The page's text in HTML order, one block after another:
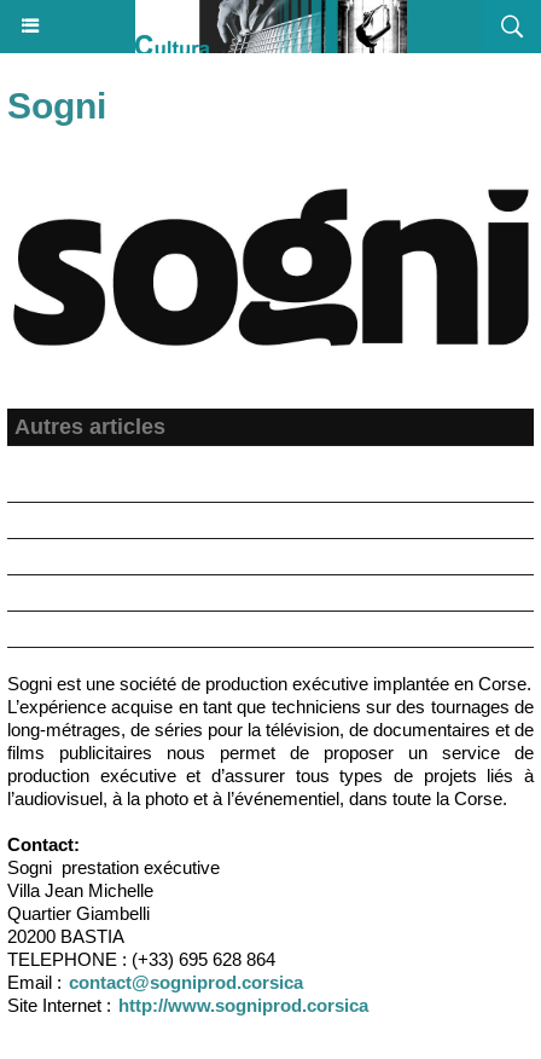
Sogni
Autres articles
Sogni est une société de production exécutive implantée en Corse.
L’expérience acquise en tant que techniciens sur des tournages de
long-métrages, de séries pour la télévision, de documentaires et de
films publicitaires nous permet de proposer un service de
production exécutive et d’assurer tous types de projets liés à
l’audiovisuel, à la photo et à l’événementiel, dans toute la Corse.
Contact:
Sogni prestation exécutive
Villa Jean Michelle
Quartier Giambelli
20200 BASTIA
TELEPHONE : (+33) 695 628 864
Email : contact@sogniprod.corsica
Site Internet : http://www.sogniprod.corsica